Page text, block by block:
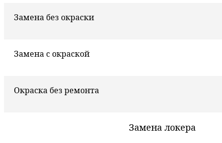
Замена без окраски
Замена с окраской
Окраска без ремонта
Замена локера